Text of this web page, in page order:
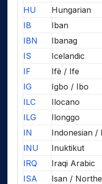
HU
Hungarian
IB
Iban
IBN
Ibanag
IS
Icelandic
IF
Ifè / Ife
IG
Igbo / Ibo
ILC
Ilocano
ILG
Ilonggo
IN
Indonesian /
INU
Inuktikut
IRQ
Iraqi Arabic
ISA
Isan /